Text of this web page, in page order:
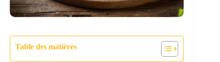
Table des matières